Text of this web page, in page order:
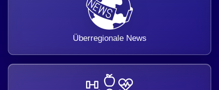
Überregionale News